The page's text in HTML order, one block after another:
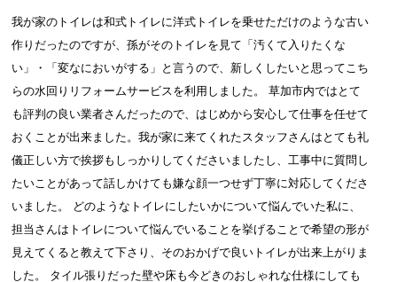
我が家のトイレは和式トイレに洋式トイレを乗せただけのような古い
作りだったのですが、孫がそのトイレを見て「汚くて入りたくな
い」・「変なにおいがする」と言うので、新しくしたいと思ってこち
らの水回りリフォームサービスを利用しました。 草加市内ではとて
も評判の良い業者さんだったので、はじめから安心して仕事を任せて
おくことが出来ました。我が家に来てくれたスタッフさんはとても礼
儀正しい方で挨拶もしっかりしてくださいましたし、工事中に質問し
たいことがあって話しかけても嫌な顔一つせず丁寧に対応してくださ
いました。 どのようなトイレにしたいかについて悩んでいた私に、
担当さんはトイレについて悩んでいることを挙げることで希望の形が
見えてくると教えて下さり、そのおかげで良いトイレが出来上がりま
した。 タイル張りだった壁や床も今どきのおしゃれな仕様にしても